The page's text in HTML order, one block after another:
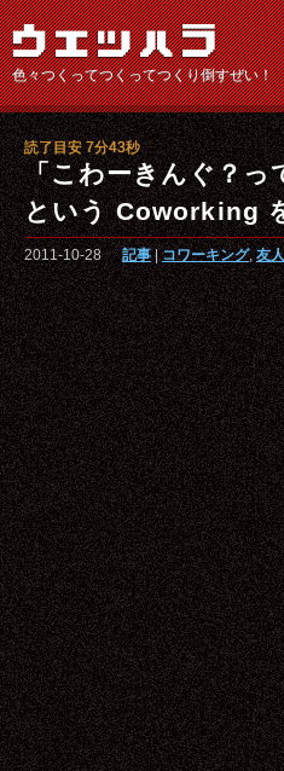
色々つくってつくってつくり倒すぜい！
「こわーきんぐ？っ
という Coworking
2011-10-28 記事|コワーキング,友
読了目安 7分43秒